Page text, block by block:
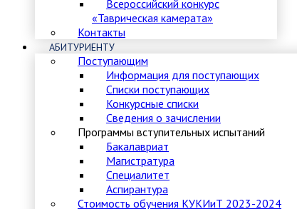
Всероссийский конкурс
«Таврическая камерата»
Контакты
АБИТУРИЕНТУ
Поступающим
Информация для поступающих
Списки поступающих
Конкурсные списки
Сведения о зачислении
Программы вступительных испытаний
Бакалавриат
Магистратура
Специалитет
Аспирантура
Стоимость обучения КУКИиТ 2023-2024